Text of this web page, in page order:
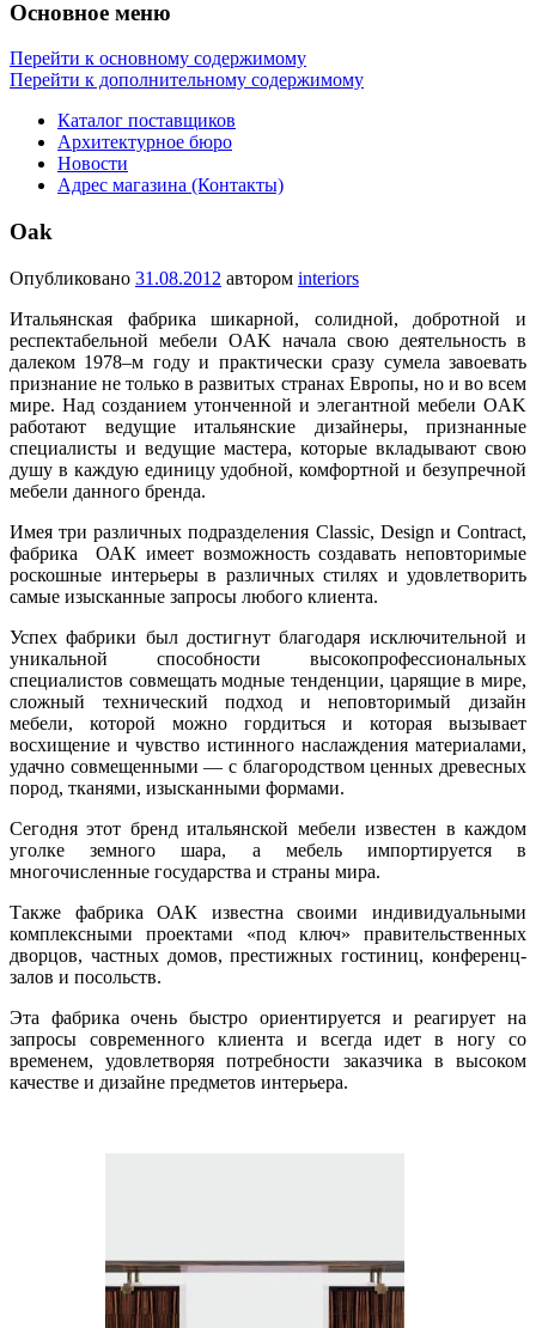
Основное меню
Перейти к основному содержимому
Перейти к дополнительному содержимому
Каталог поставщиков
Архитектурное бюро
Новости
Адрес магазина (Контакты)
Oak
Опубликовано 31.08.2012 автором interiors
Итальянская фабрика шикарной, солидной, добротной и
респектабельной мебели OAK начала свою деятельность в
далеком 1978–м году и практически сразу сумела завоевать
признание не только в развитых странах Европы, но и во всем
мире. Над созданием утонченной и элегантной мебели OAK
работают ведущие итальянские дизайнеры, признанные
специалисты и ведущие мастера, которые вкладывают свою
душу в каждую единицу удобной, комфортной и безупречной
мебели данного бренда.
Имея три различных подразделения Classic, Design и Contract,
фабрика ОАК имеет возможность создавать неповторимые
роскошные интерьеры в различных стилях и удовлетворить
самые изысканные запросы любого клиента.
Успех фабрики был достигнут благодаря исключительной и
уникальной способности высокопрофессиональных
специалистов совмещать модные тенденции, царящие в мире,
сложный технический подход и неповторимый дизайн
мебели, которой можно гордиться и которая вызывает
восхищение и чувство истинного наслаждения материалами,
удачно совмещенными — с благородством ценных древесных
пород, тканями, изысканными формами.
Сегодня этот бренд итальянской мебели известен в каждом
уголке земного шара, а мебель импортируется в
многочисленные государства и страны мира.
Также фабрика ОАК известна своими индивидуальными
комплексными проектами «под ключ» правительственных
дворцов, частных домов, престижных гостиниц, конференц-
залов и посольств.
Эта фабрика очень быстро ориентируется и реагирует на
запросы современного клиента и всегда идет в ногу со
временем, удовлетворяя потребности заказчика в высоком
качестве и дизайне предметов интерьера.